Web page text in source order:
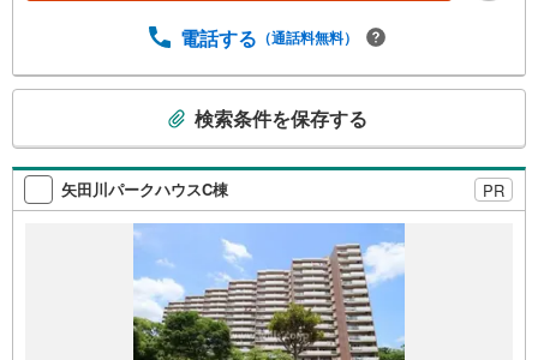
●すぐの内覧も可能です●弊社は定休日なく営業しており、
もご紹介可能ですので、一度ご相談ください。●その他の相
談もプロが対応●物件に関することはもちろん、住宅ローン
などの資金面やリフォームに関することなど、お住まいに
関するどんなことでもお気軽にご相談ください。
電話する （通話料無料）
検
索
条
検索条件を保存する
矢田川パークハウスC棟 PR